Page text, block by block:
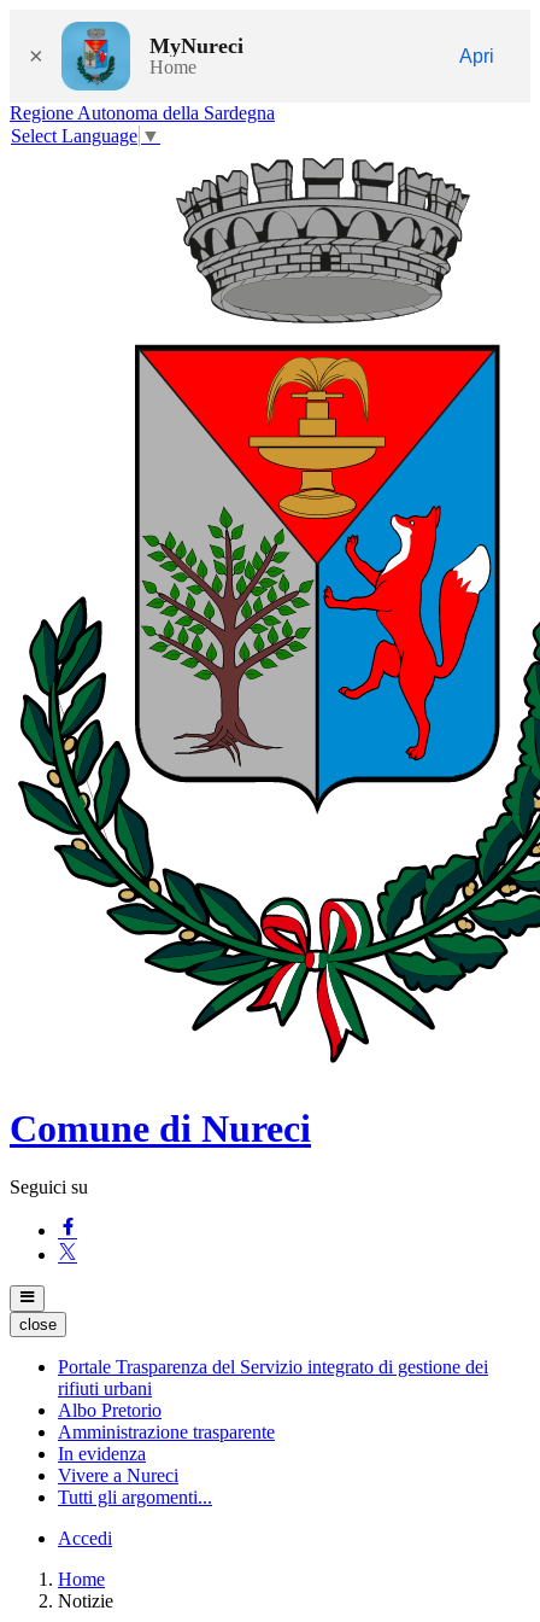
× MyNureci
Home
Apri
Regione Autonoma della Sardegna
Select Language ▼
Comune di Nureci
Seguici su
close
Portale Trasparenza del Servizio integrato di gestione dei
rifiuti urbani
Albo Pretorio
Amministrazione trasparente
In evidenza
Vivere a Nureci
Tutti gli argomenti...
Accedi
Home
Notizie